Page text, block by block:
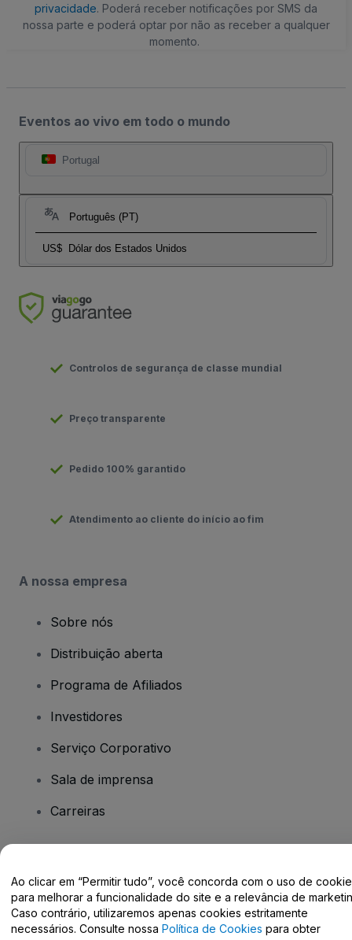
privacidade. Poderá receber notificações por SMS da
nossa parte e poderá optar por não as receber a qualquer
momento.
Eventos ao vivo em todo o mundo
Portugal
Português (PT)
US$ Dólar dos Estados Unidos
Controlos de segurança de classe mundial
Preço transparente
Pedido 100% garantido
Atendimento ao cliente do início ao fim
A nossa empresa
Sobre nós
Distribuição aberta
Programa de Afiliados
Investidores
Serviço Corporativo
Sala de imprensa
Carreiras
Centro de Ajuda / Fale Conosco
Ao clicar em “Permitir tudo”, você concorda com o uso de
para melhorar a funcionalidade do site e a relevância de
Caso contrário, utilizaremos apenas cookies estritamente
necessários. Consulte nossa Política de Cookies para obter